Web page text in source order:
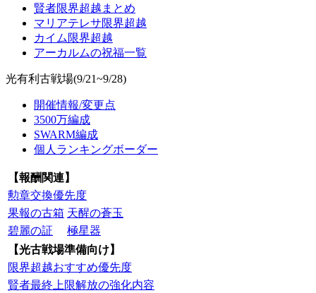
賢者限界超越まとめ
マリアテレサ限界超越
カイム限界超越
アーカルムの祝福一覧
光有利古戦場(9/21~9/28)
開催情報/変更点
3500万編成
SWARM編成
個人ランキングボーダー
【報酬関連】
勲章交換優先度
果報の古箱 天醒の蒼玉
碧麗の証
極星器
【光古戦場準備向け】
限界超越おすすめ優先度
賢者最終上限解放の強化内容